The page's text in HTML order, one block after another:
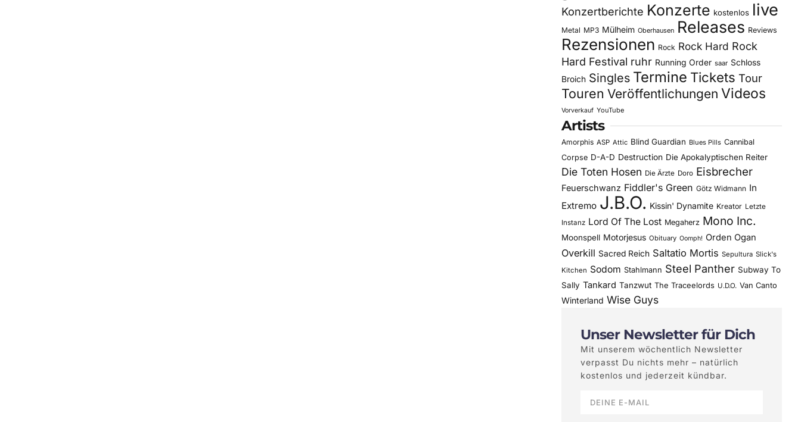
Konzertberichte Konzerte kostenlos live
Metal MP3 Mülheim Oberhausen Releases Reviews
Rezensionen Rock Rock Hard Rock
Hard Festival ruhr Running Order saar Schloss
Broich Singles Termine Tickets Tour
Touren Veröffentlichungen Videos
Vorverkauf YouTube
Artists
Amorphis ASP Attic Blind Guardian Blues Pills Cannibal
Corpse D-A-D Destruction Die Apokalyptischen Reiter
Die Toten Hosen Die Ärzte Doro Eisbrecher
Feuerschwanz Fiddler's Green Götz Widmann In
Extremo J.B.O. Kissin' Dynamite Kreator Letzte
Instanz Lord Of The Lost Megaherz Mono Inc.
Moonspell Motorjesus Obituary Oomph! Orden Ogan
Overkill Sacred Reich Saltatio Mortis Sepultura Slick's
Kitchen Sodom Stahlmann Steel Panther Subway To
Sally Tankard Tanzwut The Traceelords U.D.O. Van Canto
Winterland Wise Guys
Unser Newsletter für Dich
Mit unserem wöchentlich Newsletter
verpasst Du nichts mehr – natürlich
kostenlos und jederzeit kündbar.